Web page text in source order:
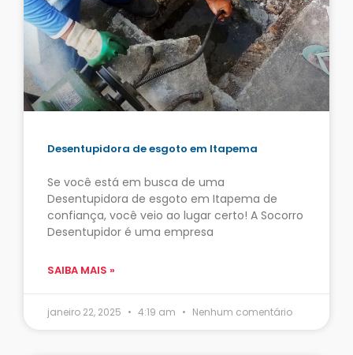
Desentupidora de esgoto em Itapema
Se você está em busca de uma
Desentupidora de esgoto em Itapema de
confiança, você veio ao lugar certo! A Socorro
Desentupidor é uma empresa
SAIBA MAIS »
janeiro 22, 2025 4:19 am Nenhum comentário